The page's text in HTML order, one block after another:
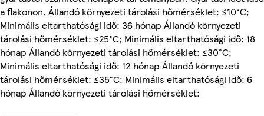
a flakonon. Állandó környezeti tárolási hőmérséklet: ≤10°C;
Minimális eltarthatósági idő: 36 hónap Állandó környezeti
tárolási hőmérséklet: ≤25°C; Minimális eltarthatósági idő: 18
hónap Állandó környezeti tárolási hőmérséklet: ≤30°C;
Minimális eltarthatósági idő: 12 hónap Állandó környezeti
tárolási hőmérséklet: ≤35°C; Minimális eltarthatósági idő: 6
hónap Állandó környezeti tárolási hőmérséklet: